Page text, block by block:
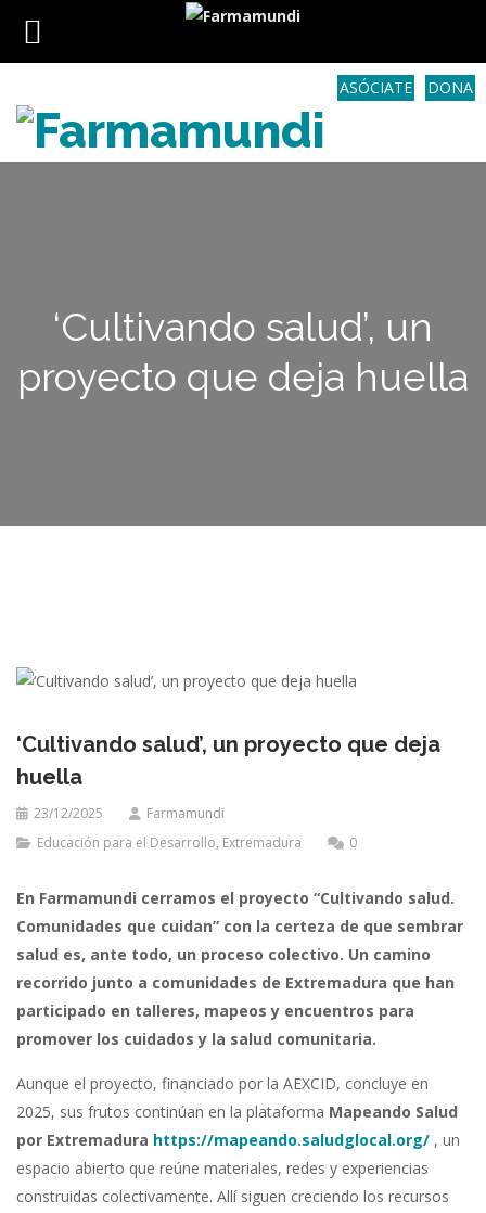
DONA
ASÓCIATE
‘Cultivando salud’, un
proyecto que deja huella
‘Cultivando salud’, un proyecto que deja
huella
23/12/2025
Farmamundi
Educación para el Desarrollo, Extremadura 0
En Farmamundi cerramos el proyecto “Cultivando salud.
Comunidades que cuidan” con la certeza de que sembrar
salud es, ante todo, un proceso colectivo. Un camino
recorrido junto a comunidades de Extremadura que han
participado en talleres, mapeos y encuentros para
promover los cuidados y la salud comunitaria.
Aunque el proyecto, financiado por la AEXCID, concluye en
2025, sus frutos continúan en la plataforma Mapeando Salud
por Extremadura https://mapeando.saludglocal.org/ , un
espacio abierto que reúne materiales, redes y experiencias
construidas colectivamente. Allí siguen creciendo los recursos